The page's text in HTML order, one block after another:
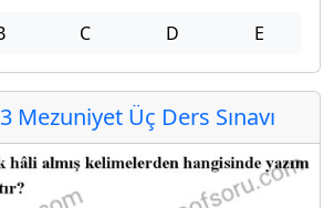
C D E
Mezuniyet Üç Ders Sınavı